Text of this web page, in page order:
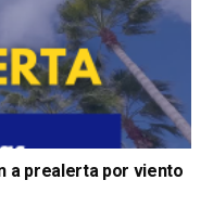
a prealerta por viento